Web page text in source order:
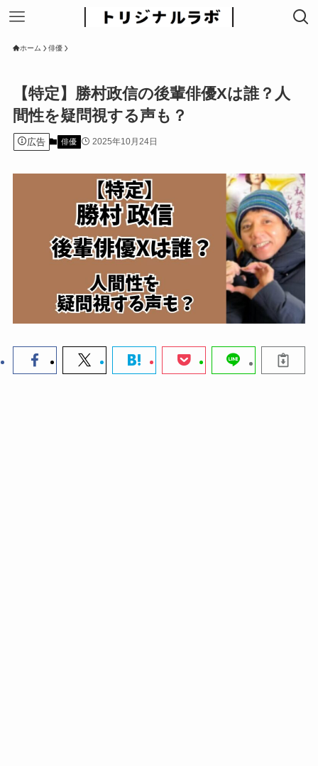
ホーム 俳優
【特定】勝村政信の後輩俳優Xは誰？人
間性を疑問視する声も？
広告 俳優 2025年10月24日